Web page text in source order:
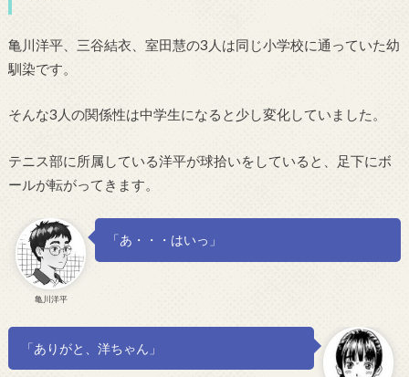
亀川洋平、三谷結衣、室田慧の3人は同じ小学校に通っていた幼
馴染です。
そんな3人の関係性は中学生になると少し変化していました。
テニス部に所属している洋平が球拾いをしていると、足下にボ
ールが転がってきます。
亀川洋平
「あ・・・はいっ」
「ありがと、洋ちゃん」